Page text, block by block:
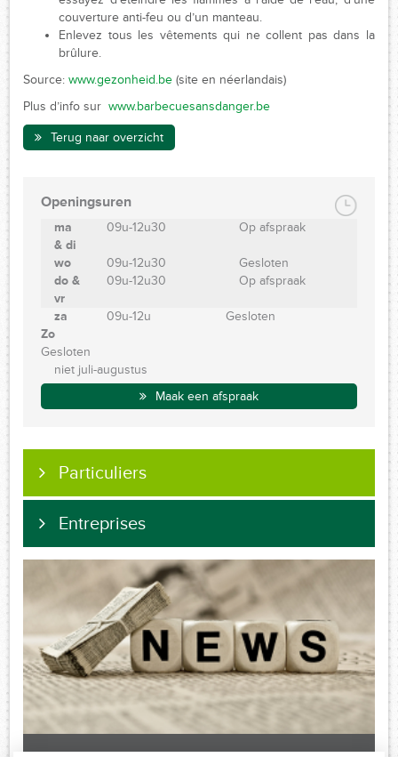
couverture anti-feu ou d’un manteau.
Enlevez tous les vêtements qui ne collent pas dans la
brûlure.
Source:www.gezonheid.be (site en néerlandais)
Plus d’info surwww.barbecuesansdanger.be
Terug naar overzicht
Openingsuren
ma
& di
09u-12u30 Op afspraak
wo 09u-12u30
Gesloten
do &
vr
09u-12u30 Op afspraak
za 09u-12u
Gesloten
Zo
Gesloten
niet juli-augustus
Maak een afspraak
Particuliers
Entreprises